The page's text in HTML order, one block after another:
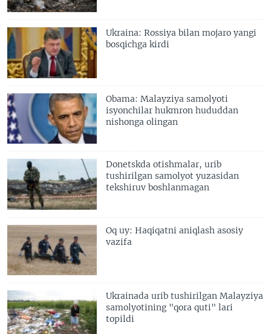
Ukraina: Rossiya bilan mojaro yangi
bosqichga kirdi
Obama: Malayziya samolyoti
isyonchilar hukmron hududdan
nishonga olingan
Donetskda otishmalar, urib
tushirilgan samolyot yuzasidan
tekshiruv boshlanmagan
Oq uy: Haqiqatni aniqlash asosiy
vazifa
Ukrainada urib tushirilgan Malayziya
samolyotining "qora quti" lari
topildi